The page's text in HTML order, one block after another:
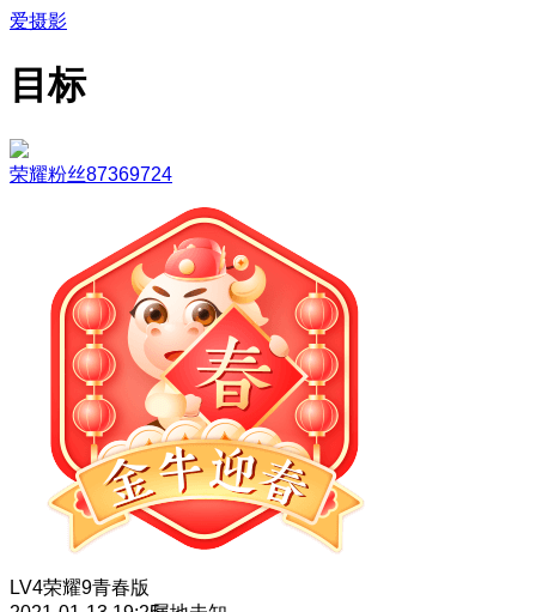
爱摄影
目标
荣耀粉丝87369724
LV4荣耀9青春版